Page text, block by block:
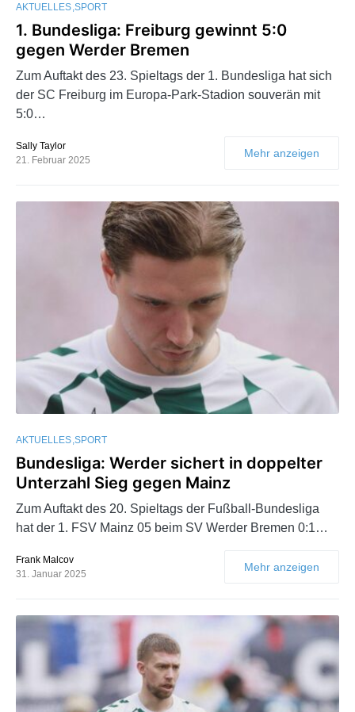
AKTUELLES SPORT
1. Bundesliga: Freiburg gewinnt 5:0
gegen Werder Bremen
Zum Auftakt des 23. Spieltags der 1. Bundesliga hat sich
der SC Freiburg im Europa-Park-Stadion souverän mit
5:0…
Sally Taylor
21. Februar 2025
Mehr anzeigen
AKTUELLES SPORT
Bundesliga: Werder sichert in doppelter
Unterzahl Sieg gegen Mainz
Zum Auftakt des 20. Spieltags der Fußball-Bundesliga
hat der 1. FSV Mainz 05 beim SV Werder Bremen 0:1…
Frank Malcov
31. Januar 2025
Mehr anzeigen